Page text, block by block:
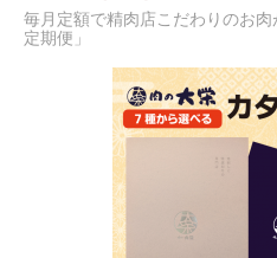
毎月定額で精肉店こだわりのお
定期便」